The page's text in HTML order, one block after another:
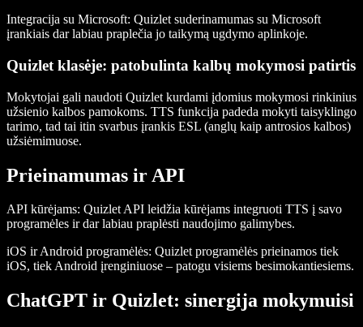
Integracija su Microsoft: Quizlet suderinamumas su Microsoft
įrankiais dar labiau praplečia jo taikymą ugdymo aplinkoje.
Quizlet klasėje: patobulinta kalbų mokymosi patirtis
Mokytojai gali naudoti Quizlet kurdami įdomius mokymosi rinkinius
užsienio kalbos pamokoms. TTS funkcija padeda mokyti taisyklingo
tarimo, tad tai itin svarbus įrankis ESL (anglų kaip antrosios kalbos)
užsiėmimuose.
Prieinamumas ir API
API kūrėjams: Quizlet API leidžia kūrėjams integruoti TTS į savo
programėles ir dar labiau praplėsti naudojimo galimybes.
iOS ir Android programėlės: Quizlet programėlės prieinamos tiek
iOS, tiek Android įrenginiuose – patogu visiems besimokantiesiems.
ChatGPT ir Quizlet: sinergija mokymuisi